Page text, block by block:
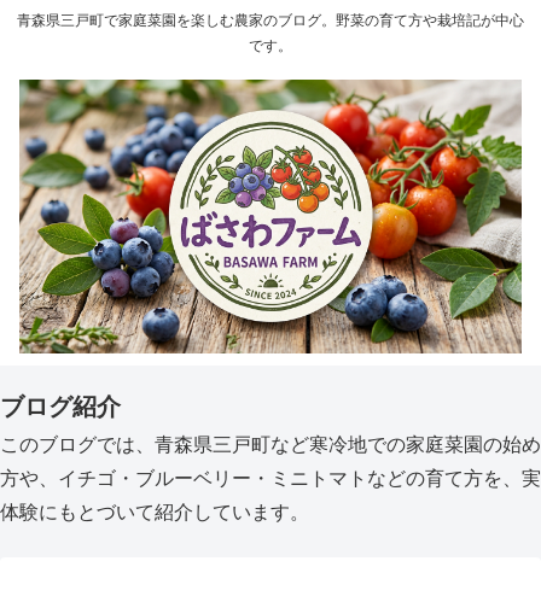
青森県三戸町で家庭菜園を楽しむ農家のブログ。野菜の育て方や栽培記が中心
です。
ブログ紹介
このブログでは、青森県三戸町など寒冷地での家庭菜園の始め
方や、イチゴ・ブルーベリー・ミニトマトなどの育て方を、実
体験にもとづいて紹介しています。